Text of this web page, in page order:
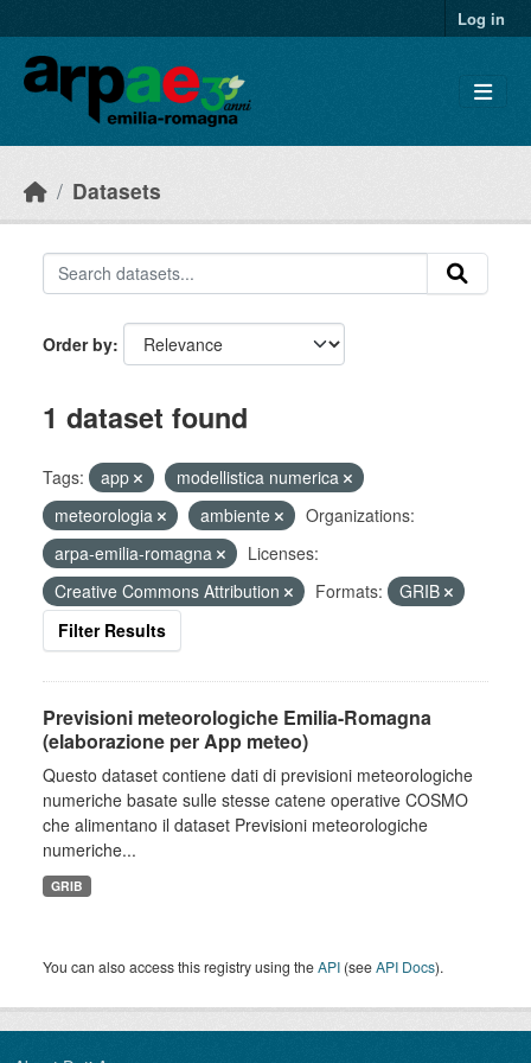
Log in
Datasets
Order by
1 dataset found
Tags: app
modellistica numerica
meteorologia
ambiente
Organizations:
arpa-emilia-romagna
Licenses:
Creative Commons Attribution
Formats:
GRIB
Filter Results
Previsioni meteorologiche Emilia-Romagna
(elaborazione per App meteo)
Questo dataset contiene dati di previsioni meteorologiche
numeriche basate sulle stesse catene operative COSMO
che alimentano il dataset Previsioni meteorologiche
numeriche...
GRIB
You can also access this registry using theAPI (seeAPI Docs).